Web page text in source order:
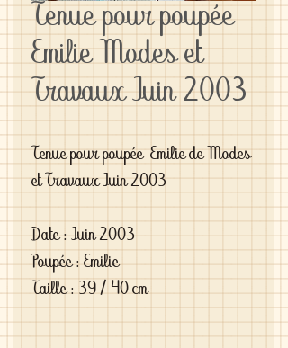
Tenue pour poupée
Emilie Modes et
Travaux Juin 2003
Tenue pour poupée Emilie de Modes
et Travaux Juin 2003
Date : Juin 2003
Poupée : Emilie
Taille : 39 / 40 cm